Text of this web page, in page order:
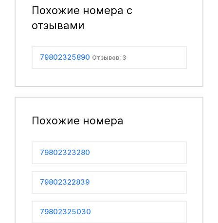
Похожие номера с
отзывами
79802325890 Отзывов: 3
Похожие номера
79802323280
79802322839
79802325030